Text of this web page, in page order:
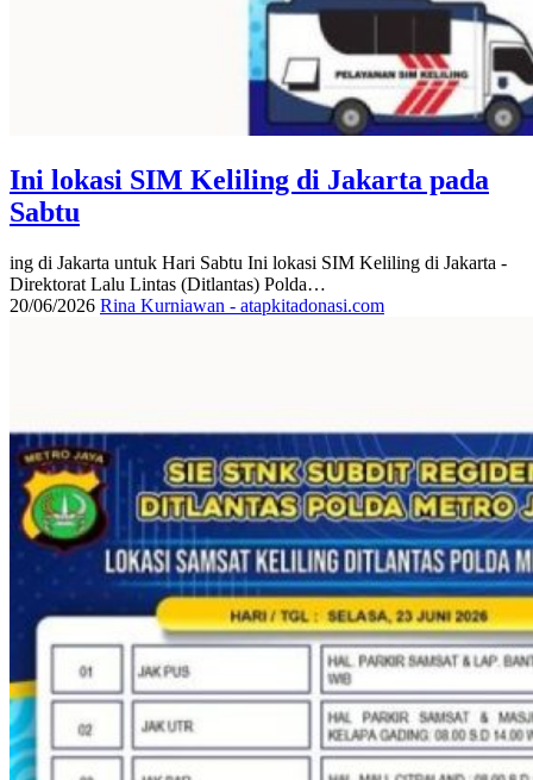
Ini lokasi SIM Keliling di Jakarta pada
Sabtu
ing di Jakarta untuk Hari Sabtu Ini lokasi SIM Keliling di Jakarta -
Direktorat Lalu Lintas (Ditlantas) Polda…
20/06/2026 Rina Kurniawan - atapkitadonasi.com